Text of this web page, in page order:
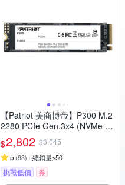
【Patriot 美商博帝】P300 M.2
2280 PCIe Gen.3x4 (NVMe 1.
3) 512GB 固態硬碟
$2,802 $3,045
5 (93) 總銷量>50
挑戰低價 券